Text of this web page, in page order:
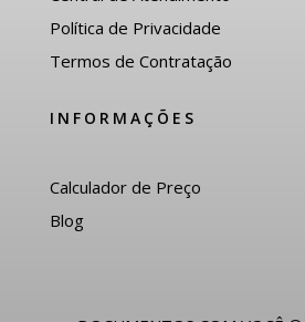
Política de Privacidade
Termos de Contratação
INFORMAÇÕES
Calculador de Preço
Blog